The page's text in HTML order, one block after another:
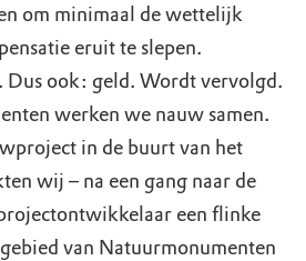
om minimaal de wettelijk
eruit te slepen.
Dus ook: geld. Wordt vervolgd.
werken we nauw samen.
in de buurt van het
wij – na een gang naar de
een flinke
van Natuurmonumenten